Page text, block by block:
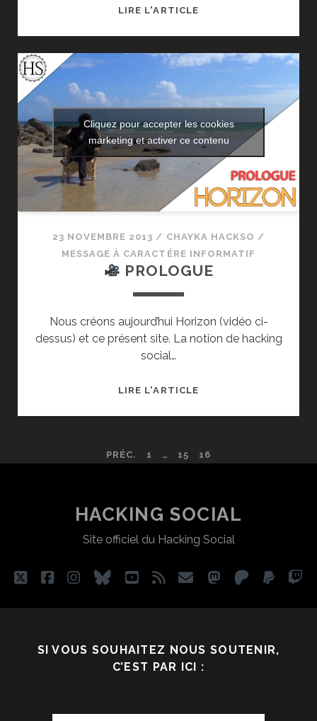
LIRE L'ARTICLE2014
DE
CONSTRUCTION?
Cliquez pour accepter les cookies
marketing et activer ce contenu
23 NOVEMBRE 2013 / CHAYKA HACKSO /
MESSAGE À CARACTÉRE INFORMATIF
PROLOGUE
Nous créons aujourd’hui Horizon (vidéo ci-
dessus) et ce présent site. La notion de hacking
social…
LIRE L'ARTICLE
PAGINATION
PUBLICATIONS
PRÉC. 1 … 15 16
HACKING SOCIAL
Site officiel du Hacking Social
twitterfacebook
instagram
blueskyyoutube
rss emailmastodon
patreon
SI VOUS SOUHAITEZ NOUS SOUTENIR,
C’EST PAR ICI :